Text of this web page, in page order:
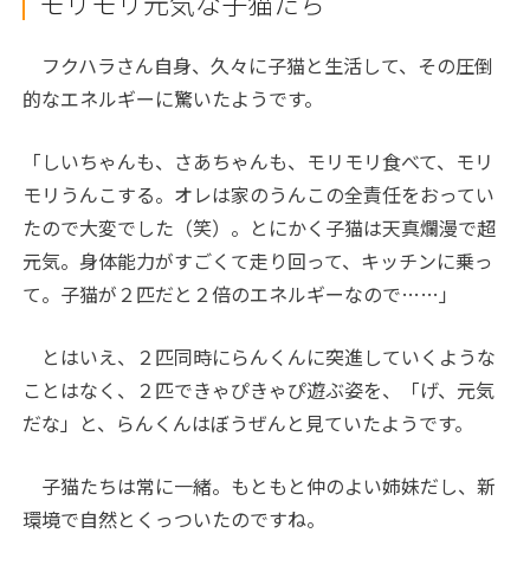
フクハラさん自身、久々に子猫と生活して、その圧倒
的なエネルギーに驚いたようです。
「しいちゃんも、さあちゃんも、モリモリ食べて、モリ
モリうんこする。オレは家のうんこの全責任をおってい
たので大変でした（笑）。とにかく子猫は天真爛漫で超
元気。身体能力がすごくて走り回って、キッチンに乗っ
て。子猫が２匹だと２倍のエネルギーなので……」
とはいえ、２匹同時にらんくんに突進していくような
ことはなく、２匹できゃぴきゃぴ遊ぶ姿を、「げ、元気
だな」と、らんくんはぼうぜんと見ていたようです。
子猫たちは常に一緒。もともと仲のよい姉妹だし、新
環境で自然とくっついたのですね。